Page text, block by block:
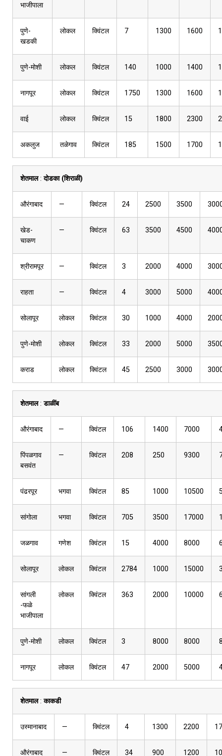
भाजीपाला
पुणे-
खडकी
लोकल क्विंटल 7 1300 1600
पुणे-मोशी लोकल क्विंटल 140 1000 1400
नागपूर लोकल क्विंटल 1750 1300 1600
वाई लोकल क्विंटल 15 1800 2300
अकलुज तळेगाव क्विंटल 185 1500 1700
शेतमाल:दोडका (शिराळी)
औरंगाबाद — क्विंटल 24 2500 3500
खेड-
चाकण
— क्विंटल 63 3500 4500
श्रीरामपूर — क्विंटल 3 2000 4000
राहता — क्विंटल 4 3000 5000
सोलापूर लोकल क्विंटल 30 1000 4000
पुणे-मोशी लोकल क्विंटल 33 2000 5000
कराड लोकल क्विंटल 45 2500 3000
शेतमाल:डाळींब
औरंगाबाद — क्विंटल 106 1400 7000
पिंपळगाव
बसवंत
— क्विंटल 208 250 9300
पंढरपूर भगवा क्विंटल 85 1000 10500
सांगोला भगवा क्विंटल 705 3500 17000
जळगाव गणेश क्विंटल 15 4000 8000
सोलापूर लोकल क्विंटल 2784 1000 15000
सांगली
-फळे
भाजीपाला
लोकल क्विंटल 363 2000 10000
पुणे-मोशी लोकल क्विंटल 3 8000 8000
नागपूर लोकल क्विंटल 47 2000 5000
शेतमाल:काकडी
उस्मानाबाद — क्विंटल 4 1300 2200
औरंगाबाद — क्विंटल 34 900 1200